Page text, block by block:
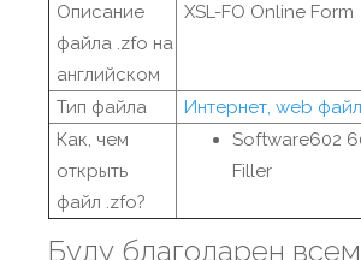
Описание
файла .zfo на
английском
XSL-FO Online Form
Тип файла
Интернет, web
Как, чем
открыть
файл .zfo?
Software602
Filler
Буду благодарен всем